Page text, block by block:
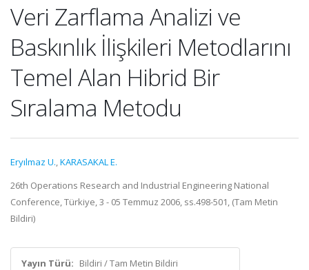
Veri Zarflama Analizi ve
Baskınlık İlişkileri Metodlarını
Temel Alan Hibrid Bir
Sıralama Metodu
Eryılmaz U.,KARASAKAL E.
26th Operations Research and Industrial Engineering National
Conference, Türkiye, 3 - 05 Temmuz 2006, ss.498-501, (Tam Metin
Bildiri)
Yayın Türü: Bildiri / Tam Metin Bildiri